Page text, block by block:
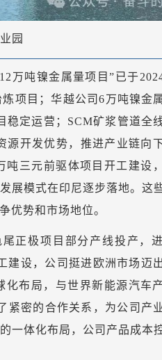
园
万吨镍金属量项目”已于
项目；华越公司6万吨镍金
稳定运营；SCM矿浆管道全
开发优势，推进产业链向
三元前驱体项目开工建设
展模式在印尼逐步落地。这
优势和市场地位。
正极项目部分产线投产，
建设，公司挺进欧洲市场迈
布局，与世界新能源汽车
紧密的合作关系，为公司产
一体化布局，公司产品成本